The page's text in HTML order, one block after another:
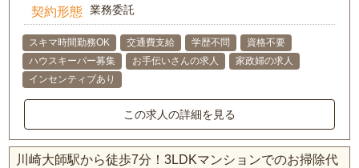
契約形態 業務委託
スキマ時間勤務OK 交通費支給 学歴不問
資格不要
ハウスキーパー募集
お手伝いさんの求人
家政婦の求人
インセンティブあり
この求人の詳細を見る
川崎大師駅から徒歩7分！3LDKマンションでのお掃除代